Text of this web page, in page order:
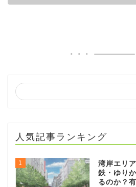
人気記事ランキング
1
湾岸エリ
鉄・ゆり
るのか？